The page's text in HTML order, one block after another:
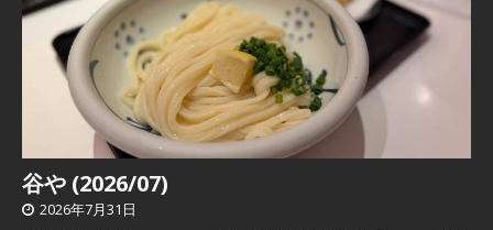
谷や (2026/07)
2026年7月31日